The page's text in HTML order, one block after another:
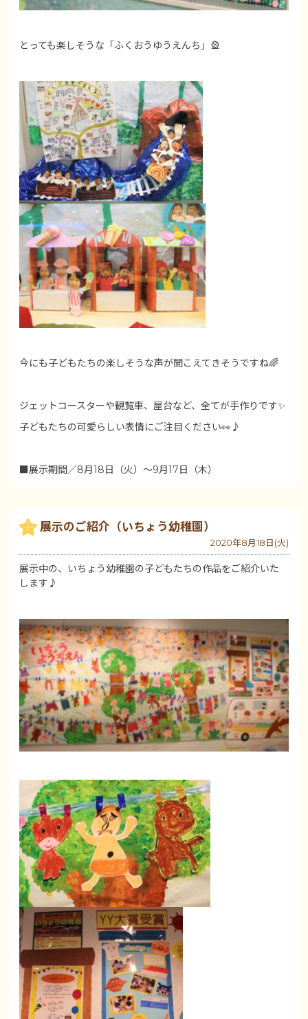
とっても楽しそうな「ふくおうゆうえんち」🎡
今にも子どもたちの楽しそうな声が聞こえてきそうですね🌈
ジェットコースターや観覧車、屋台など、全てが手作りです✨
子どもたちの可愛らしい表情にご注目ください👀♪
■展示期間／8月18日（火）～9月17日（木）
展示のご紹介（いちょう幼稚園）
2020年8月18日(火)
展示中の、いちょう幼稚園の子どもたちの作品をご紹介いた
します♪